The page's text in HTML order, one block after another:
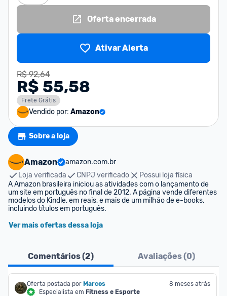
Oferta encerrada
Ativar Alerta
R$ 92,64
R$ 55,58
Frete Grátis
Vendido por: Amazon
Sobre a loja
Amazon
amazon.com.br
Loja verificada
CNPJ verificado
Possui loja física
A Amazon brasileira iniciou as atividades com o lançamento de
um site em português no final de 2012. A página vende diferentes
modelos do Kindle, em reais, e mais de um milhão de e-books,
incluindo títulos em português.
Ver mais ofertas dessa loja
Comentários (2) Avaliações (0)
Oferta postada por Marcos
Especialista em Fitness e Esporte
8 meses atrás